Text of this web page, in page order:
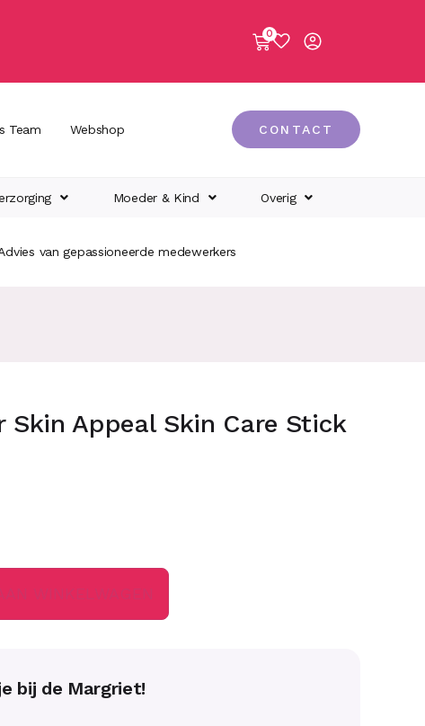
0
Team Webshop CONTACT
Moeder & Kind Overig
van gepassioneerde medewerkers
Skin Appeal Skin Care Stick
bij de Margriet!